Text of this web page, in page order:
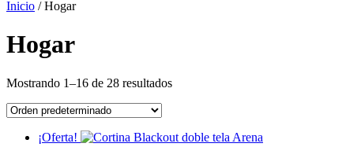
Inicio / Hogar
Hogar
Mostrando 1–16 de 28 resultados
¡Oferta!